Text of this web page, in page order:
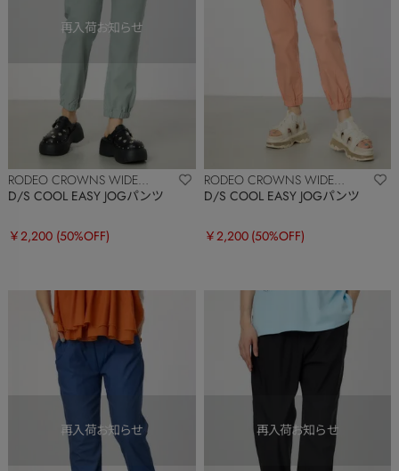
RODEO CROWNS WIDE
BOWL
D/S COOL EASY JOGパンツ
￥2,200 (50%OFF)
RODEO CROWNS WIDE
BOWL
D/S COOL EASY JOGパンツ
￥2,200 (50%OFF)